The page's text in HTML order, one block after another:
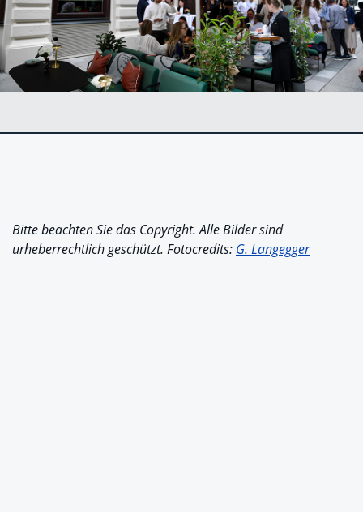
Bitte beachten Sie das Copyright. Alle Bilder sind
urheberrechtlich geschützt. Fotocredits: G. Langegger